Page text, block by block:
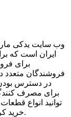
وب سایت یدکی
ایران است که
برای
فروشندگان متعدد
در دسترس
برای مصرف
توانید انواع
خرید کرده و با ضمانت معتبر درب منزل دریافت نمایید.